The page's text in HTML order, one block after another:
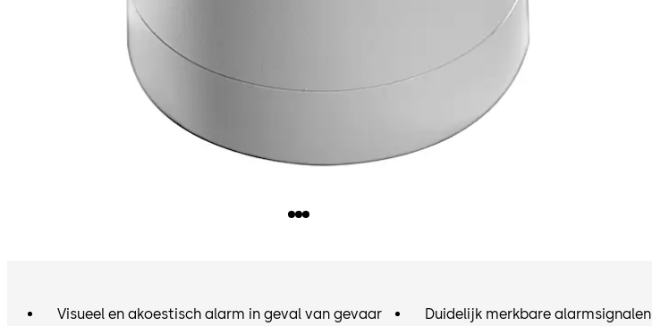
Visueel en akoestisch alarm in geval van gevaar Duidelijk merkbare alarmsignalen